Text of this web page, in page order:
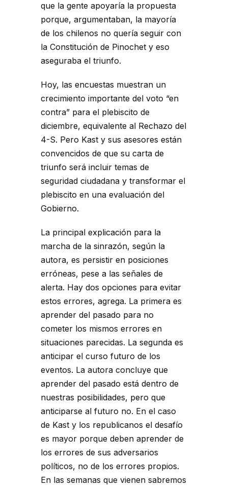
que la gente apoyaría la propuesta
porque, argumentaban, la mayoría
de los chilenos no quería seguir con
la Constitución de Pinochet y eso
aseguraba el triunfo.
Hoy, las encuestas muestran un
crecimiento importante del voto “en
contra” para el plebiscito de
diciembre, equivalente al Rechazo del
4-S. Pero Kast y sus asesores están
convencidos de que su carta de
triunfo será incluir temas de
seguridad ciudadana y transformar el
plebiscito en una evaluación del
Gobierno.
La principal explicación para la
marcha de la sinrazón, según la
autora, es persistir en posiciones
erróneas, pese a las señales de
alerta. Hay dos opciones para evitar
estos errores, agrega. La primera es
aprender del pasado para no
cometer los mismos errores en
situaciones parecidas. La segunda es
anticipar el curso futuro de los
eventos. La autora concluye que
aprender del pasado está dentro de
nuestras posibilidades, pero que
anticiparse al futuro no. En el caso
de Kast y los republicanos el desafío
es mayor porque deben aprender de
los errores de sus adversarios
políticos, no de los errores propios.
En las semanas que vienen sabremos